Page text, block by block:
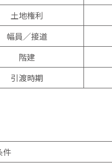
土地権利
幅員／接道
階建
引渡時期
件